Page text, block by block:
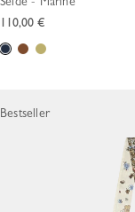
110,00 €
Bestseller